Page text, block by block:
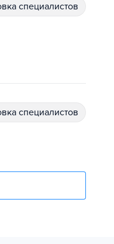
специалистов
специалистов